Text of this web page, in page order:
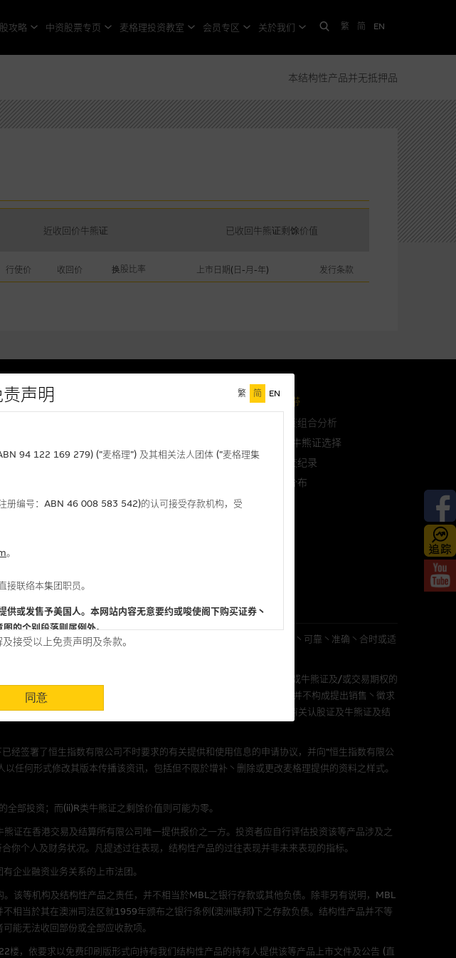
攻略 中资股票专页 麦格理投资教室 会员专区 关於我们 繁 简 EN
本结构性产品并无抵押品
近收回价牛熊证 已收回牛熊证剩馀价值
行使价 收回价 换股比率 上市日期(日-月-年) 发行条款
声明 繁 简 EN
94 122 169 279) (”麦格理”) 及其相关法人团体 (”麦格理集
编号：ABN 46 008 583 542)的认可接受存款机构，受
。
联络本集团职员。
或发售予美国人。本网站内容无意要约或唆使阁下购买证券丶
的个别段落则属例外。
并无核实所有网站内容，故就阁下的目的而言，网站内容可能
为明显失实之地方。网站内容所载的意见丶预测及其他资料可
成我们提出的意见。所用假设及参数并非唯一可以合理选择到
述，亦不保证任何所示的指示表现或回报将来会实现。过去业
时性负上责任，除非这是有关适用的的法律及/或法规所规定。
丶贷款或其他工具。网站内容由麦格理集团所准备的资料编制
员或代理人不作陈述，亦不保证网站内容，或任何与本网站相
式(包括疏忽)由於网站内容的错误丶失实丶遗漏丶或任何人士对
接受以上免责声明及条款。
同意
票专页
指数技术分析
对照表
2822/3188 资金流报告
会员地带
自选投资组合分析
认股证/牛熊证选择
过往成交纪录
到期日分布
关於麦格理
534)(「 MCL 」)不作陈述，亦不保证此内容在任何用途上均完整丶可靠丶准确丶合时或适
Bank Limited (ABN 46 008 583 542)(「MBL」)发行的衍生权证及/或牛熊证及/或交易期权的
民。本网址提供之任何资料包括任何参考条款仅为提供资料之用途，并不构成提出销售丶徵求
况下，投资者可能会损失部分或全部投资。投资者应阅读上市文件内有关认股证及牛熊证及结
签署了恒生指数有限公司不时要求的有关提供和使用信息的申请协议，并向“恒生指数有限公
任何形式修改其版本传播该资讯，包括但不限於增补丶删除或更改麦格理提供的资料之样式。
部投资；而(ii)R类牛熊证之剩馀价值则可能为零。
在香港交易及结算所有限公司唯一提供报价之一方。投资者应自行评估投资该等产品涉及之
个人及财务状况。凡提述过往表现，结构性产品的过往表现并非未来表现的指标。
企业融资业务关系的上市法团。
该等机构及结构性产品之责任，并不相当於MBL之银行存款或其他负债。除非另有说明，MBL
相当於其在澳洲司法区就1959年颁布之银行条例(澳洲联邦)下之存款负债。结构性产品并不等
能无法收回部份或全部应收款项。
，依要求以免费印刷版形式向持有我们结构性产品的持有人提供该等产品上市文件及公告 (直